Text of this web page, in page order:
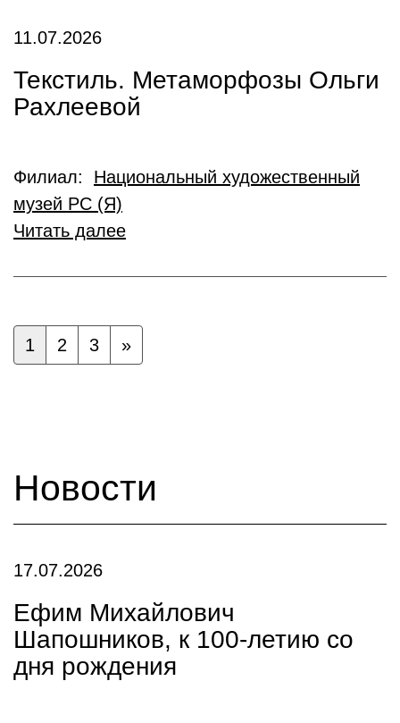
11.07.2026
Текстиль. Метаморфозы Ольги
Рахлеевой
Филиал: Национальный художественный
музей РС (Я)
Читать далее
1 2 3 »
Новости
17.07.2026
Ефим Михайлович
Шапошников, к 100-летию со
дня рождения